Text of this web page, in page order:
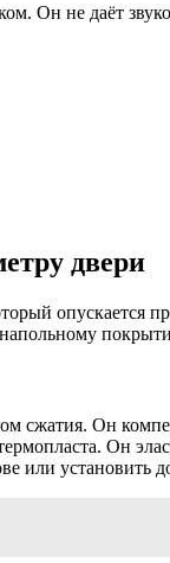
Он не даёт
двери
напольному
сжатия. Он
Он
или установить